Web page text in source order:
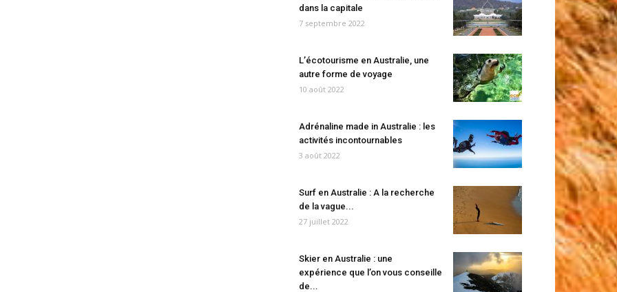
dans la capitale
7 septembre 2022
L’écotourisme en Australie, une
autre forme de voyage
10 août 2022
Adrénaline made in Australie : les
activités incontournables
3 août 2022
Surf en Australie : A la recherche
de la vague...
27 juillet 2022
Skier en Australie : une
expérience que l’on vous conseille
de...